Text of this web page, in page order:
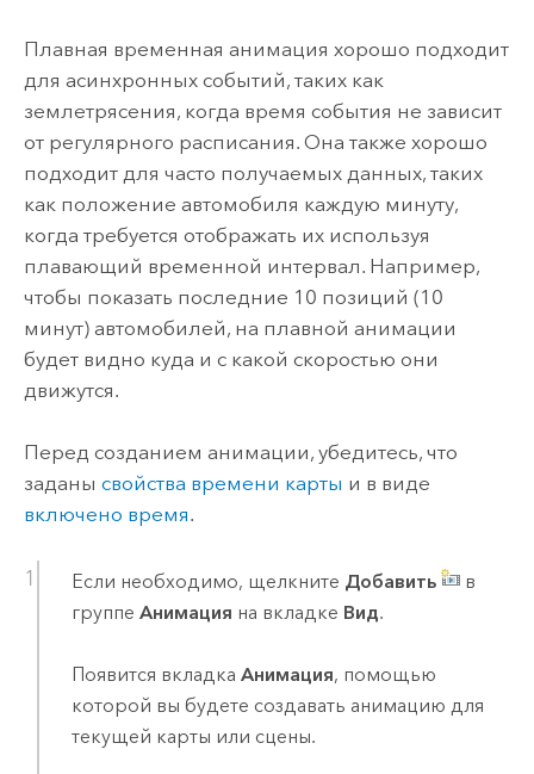
Плавная временная анимация хорошо подходит
для асинхронных событий, таких как
землетрясения, когда время события не зависит
от регулярного расписания. Она также хорошо
подходит для часто получаемых данных, таких
как положение автомобиля каждую минуту,
когда требуется отображать их используя
плавающий временной интервал. Например,
чтобы показать последние 10 позиций (10
минут) автомобилей, на плавной анимации
будет видно куда и с какой скоростью они
движутся.
Перед созданием анимации, убедитесь, что
заданы свойства времени карты и в виде
включено время.
Если необходимо, щелкните Добавить
в
группе Анимация на вкладке Вид.
Появится вкладка Анимация, помощью
которой вы будете создавать анимацию для
текущей карты или сцены.